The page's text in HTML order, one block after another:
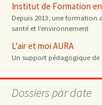
Institut de Formation
Depuis 2013, une formation
santé et l’environnement
L'air et moi AURA
Un support pédagogique de
Dossiers par date